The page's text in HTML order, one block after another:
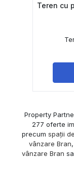
Teren cu
Property
277 oferte
precum spații
vânzare Bran
vânzare Bran